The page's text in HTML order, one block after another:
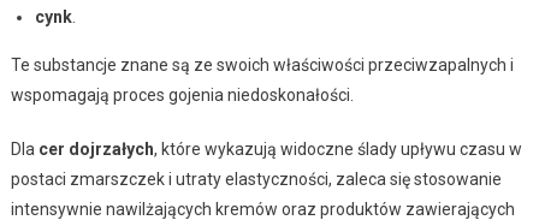
cynk.
Te substancje znane są ze swoich właściwości przeciwzapalnych i
wspomagają proces gojenia niedoskonałości.
Dla cer dojrzałych, które wykazują widoczne ślady upływu czasu w
postaci zmarszczek i utraty elastyczności, zaleca się stosowanie
intensywnie nawilżających kremów oraz produktów zawierających